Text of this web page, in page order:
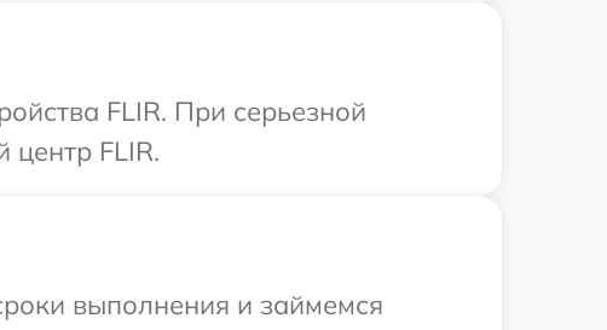
FLIR. При серьезной
центр FLIR.
выполнения и займемся